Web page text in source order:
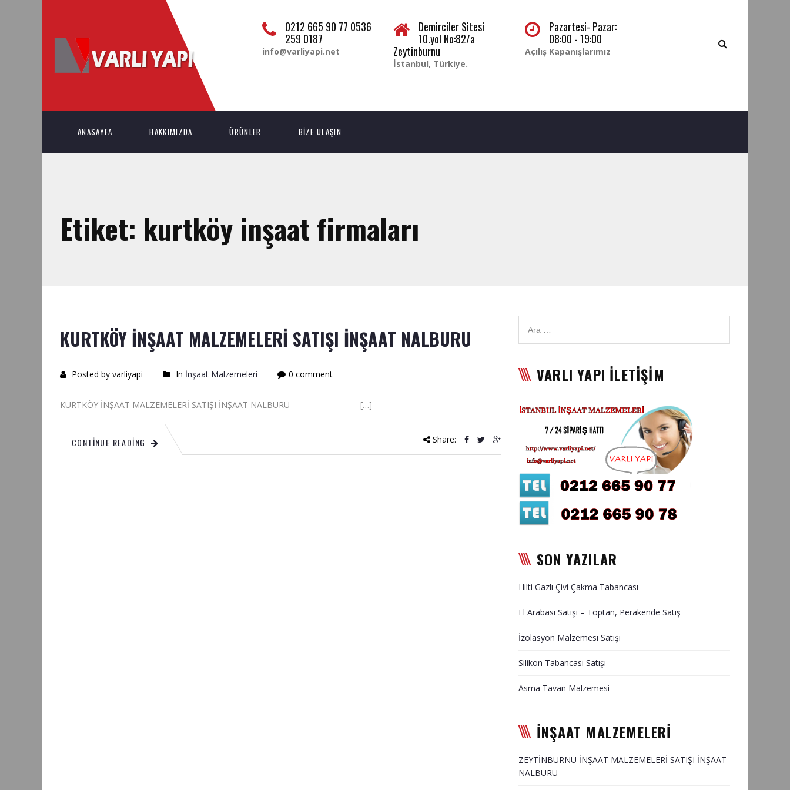
0212 665 90 77 0536
259 0187
info@varliyapi.net
Demirciler Sitesi
10.yol No:82/a
Zeytinburnu
İstanbul, Türkiye.
Pazartesi- Pazar:
08:00 - 19:00
Açılış Kapanışlarımız
ANASAYFA HAKKIMIZDA ÜRÜNLER BİZE ULAŞIN
Etiket: kurtköy inşaat firmaları
KURTKÖY İNŞAAT MALZEMELERİ SATIŞI İNŞAAT NALBURU
Posted by varliyapi In İnşaat Malzemeleri 0 comment
KURTKÖY İNŞAAT MALZEMELERİ SATIŞI İNŞAAT NALBURU […]
CONTINUE READING Share:
VARLI YAPI İLETİŞİM
SON YAZILAR
Hilti Gazlı Çivi Çakma Tabancası
El Arabası Satışı – Toptan, Perakende Satış
İzolasyon Malzemesi Satışı
Silikon Tabancası Satışı
Asma Tavan Malzemesi
İNŞAAT MALZEMELERİ
ZEYTİNBURNU İNŞAAT MALZEMELERİ SATIŞI İNŞAAT
NALBURU